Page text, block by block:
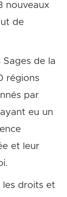
nouveaux
de
Sages de la
régions
par
eu un
et leur
les droits et